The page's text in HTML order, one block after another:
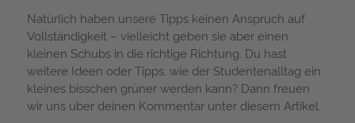
Natürlich haben unsere Tipps keinen Anspruch auf
Vollständigkeit – vielleicht geben sie aber einen
kleinen Schubs in die richtige Richtung. Du hast
weitere Ideen oder Tipps, wie der Studentenalltag ein
kleines bisschen grüner werden kann? Dann freuen
wir uns über deinen Kommentar unter diesem Artikel.